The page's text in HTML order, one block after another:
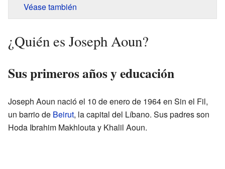
Véase también
¿Quién es Joseph Aoun?
Sus primeros años y educación
Joseph Aoun nació el 10 de enero de 1964 en Sin el Fil,
un barrio de Beirut, la capital del Líbano. Sus padres son
Hoda Ibrahim Makhlouta y Khalil Aoun.